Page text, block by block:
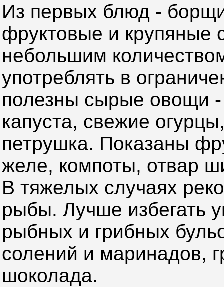
Из первых блюд -
фруктовые и крупяные
небольшим
употреблять в
полезны сырые овощи -
капуста, свежие
петрушка. Показаны
желе, компоты, отвар
В тяжелых случаях
рыбы. Лучше избегать
рыбных и грибных
солений и маринадов,
шоколада.